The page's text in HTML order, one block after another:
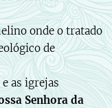
onde o tratado
de
as igrejas
Senhora da